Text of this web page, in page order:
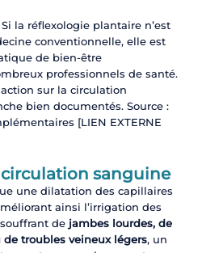
Si la réflexologie plantaire n’est
conventionnelle, elle est
de bien-être
professionnels de santé.
sur la circulation
bien documentés. Source :
[LIEN EXTERNE
sanguine
une dilatation des capillaires
ainsi l’irrigation des
de jambes lourdes, de
troubles veineux légers, un